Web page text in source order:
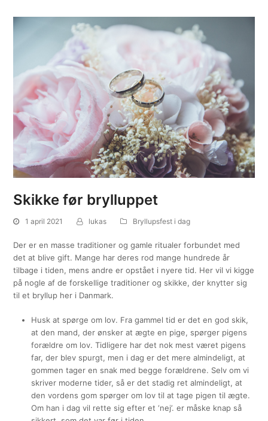
Skikke før brylluppet
1 april 2021 lukas Bryllupsfest i dag
Der er en masse traditioner og gamle ritualer forbundet med
det at blive gift. Mange har deres rod mange hundrede år
tilbage i tiden, mens andre er opstået i nyere tid. Her vil vi kigge
på nogle af de forskellige traditioner og skikke, der knytter sig
til et bryllup her i Danmark.
Husk at spørge om lov. Fra gammel tid er det en god skik,
at den mand, der ønsker at ægte en pige, spørger pigens
forældre om lov. Tidligere har det nok mest været pigens
far, der blev spurgt, men i dag er det mere almindeligt, at
gommen tager en snak med begge forældrene. Selv om vi
skriver moderne tider, så er det stadig ret almindeligt, at
den vordens gom spørger om lov til at tage pigen til ægte.
Om han i dag vil rette sig efter et ‘nej’. er måske knap så